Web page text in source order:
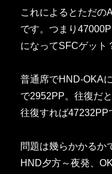
これによるとただの
です。つまり
になってSFCゲット
普通席でHND-OKA
で2952PP。往復だ
往復すれば47232PP
問題は幾らかかるか
HND夕方～夜発、